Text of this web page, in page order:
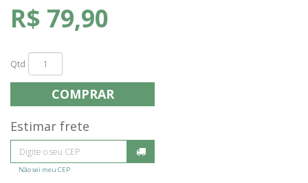
R$ 79,90
Qtd
COMPRAR
Estimar frete
Não sei meu CEP